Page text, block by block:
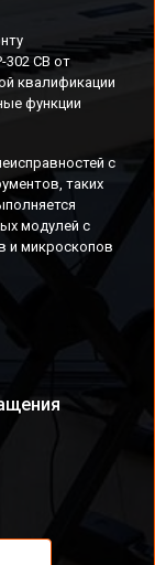
CB от
квалификации
функции
с
таких
модулей с
и микроскопов